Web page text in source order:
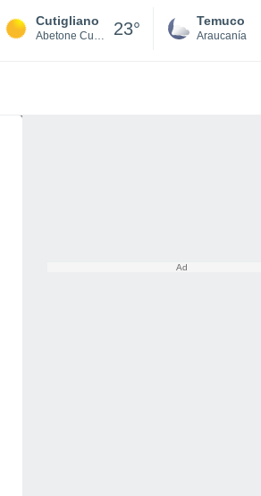
Cutigliano
Abetone Cutigliano 23° Temuco
Araucanía